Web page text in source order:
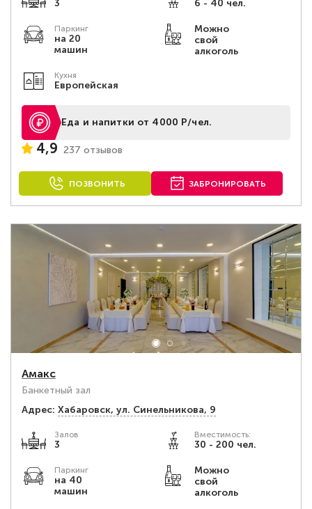
3 6 - 40 чел.
Паркинг
на 20
машин
Можно
свой
алкоголь
Кухня
Европейская
Еда и напитки от 4000 Р/чел.
4,9 237 отзывов
ПОЗВОНИТЬ ЗАБРОНИРОВАТЬ
Амакс
Банкетный зал
Адрес: Хабаровск, ул. Синельникова, 9
Залов
3
Вместимость:
30 - 200 чел.
Паркинг
на 40
машин
Можно
свой
алкоголь